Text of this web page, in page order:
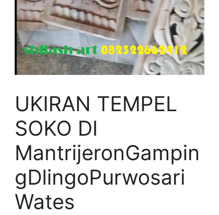
UKIRAN TEMPEL
SOKO DI
MantrijeronGampin
gDlingoPurwosari
Wates